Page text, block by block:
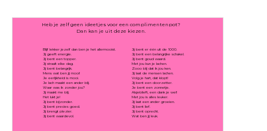
Blijf lekker jezelf dan ben je het allermooist.
Jij geeft energie.
Jij bent een topper.
Jij straalt elke dag.
Jij bent belangrijk.
Mens wat ben jij mooi!
Je eerlijkheid is mooi.
Je lach maakt een ander blij.
Waar was ik zonder jou?
Jij maakt me blij.
Het lukt je!
Jij bent bijzonder.
Jij bent precies goed.
Jij brengt plezier.
Jij bent waardevol.
Jij bent er één uit de 1000.
Jij bent een belangrijke schakel.
Jij bent goud waard.
Met jou kun je lachen.
Zooo blij dat ik jou ken.
Jij laat de mensen lachen.
Volg je hart, dat klopt!
Jij bent een doorzetter.
Je bent een zonnetje.
Alsjeblieft, een dank je wel!
Met jou is alles leuker.
Jij laat een ander groeien.
Jij bent lief.
Jij bent oprecht.
Wat ben jij leuk.
Heb je zelf geen ideetjes voor een complimentenpot?
Dan kan je uit deze kiezen.